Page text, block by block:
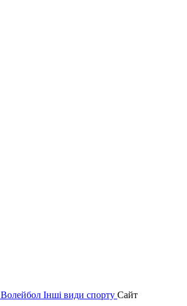
Волейбол Інші види спорту Сайт